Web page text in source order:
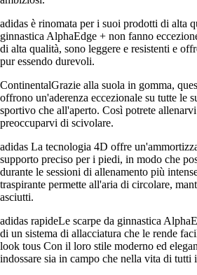
adidas è rinomata per i suoi prodotti di alta
ginnastica AlphaEdge + non fanno
di alta qualità, sono leggere e resistenti e
pur essendo durevoli.
ContinentalGrazie alla suola in gomma,
offrono un'aderenza eccezionale su tutte le
sportivo che all'aperto. Così potrete
preoccuparvi di scivolare.
adidas La tecnologia 4D offre
supporto preciso per i piedi, in modo che
durante le sessioni di allenamento più
traspirante permette all'aria di circolare,
asciutti.
adidas rapideLe scarpe da ginnastica
di un sistema di allacciatura che le rende
look tous Con il loro stile moderno ed
indossare sia in campo che nella vita di tutti